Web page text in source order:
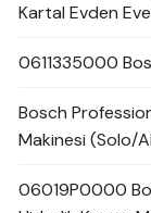
Kartal Evden
0611335000
Bosch
Makinesi (Solo/
06019P0000